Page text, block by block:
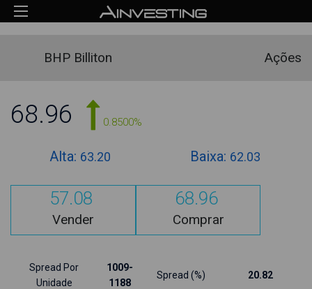
BHP Billiton Ações
68.96 0.8500%
Alta: 63.20 Baixa: 62.03
57.08
Vender
68.96
Comprar
Spread Por
Unidade
1009-
1188
Spread (%) 20.82